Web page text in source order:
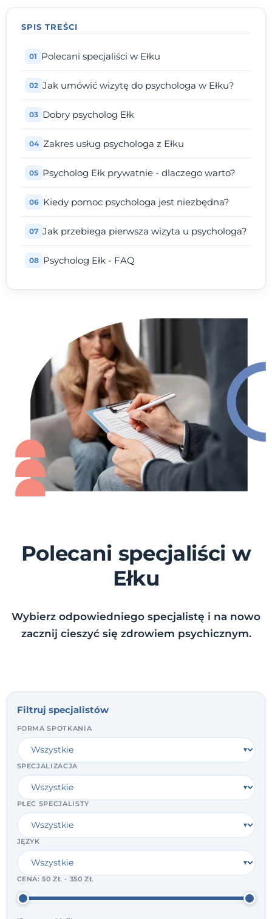
SPIS TREŚCI
Polecani specjaliści w Ełku
Jak umówić wizytę do psychologa w Ełku?
Dobry psycholog Ełk
Zakres usług psychologa z Ełku
Psycholog Ełk prywatnie - dlaczego warto?
Kiedy pomoc psychologa jest niezbędna?
Jak przebiega pierwsza wizyta u psychologa?
Psycholog Ełk - FAQ
Polecani specjaliści w
Ełku
Wybierz odpowiedniego specjalistę i na nowo
zacznij cieszyć się zdrowiem psychicznym.
Filtruj specjalistów
FORMA SPOTKANIA
SPECJALIZACJA
PŁEĆ SPECJALISTY
JĘZYK
CENA:50 ZŁ - 350 ZŁ